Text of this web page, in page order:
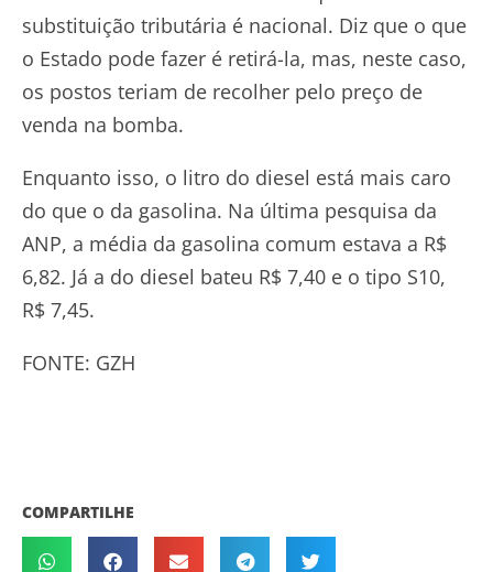
substituição tributária é nacional. Diz que o que
o Estado pode fazer é retirá-la, mas, neste caso,
os postos teriam de recolher pelo preço de
venda na bomba.
Enquanto isso, o litro do diesel está mais caro
do que o da gasolina. Na última pesquisa da
ANP, a média da gasolina comum estava a R$
6,82. Já a do diesel bateu R$ 7,40 e o tipo S10,
R$ 7,45.
FONTE: GZH
COMPARTILHE